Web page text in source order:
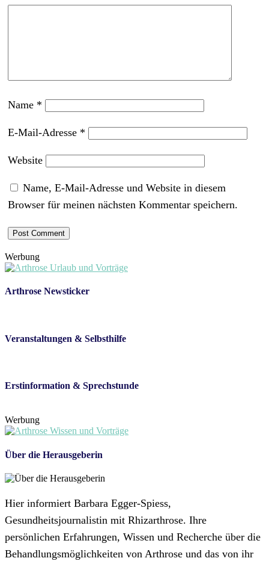
Name *
E-Mail-Adresse *
Website
Name, E-Mail-Adresse und Website in diesem
Browser für meinen nächsten Kommentar speichern.
Werbung
Arthrose Newsticker
Veranstaltungen & Selbsthilfe
Erstinformation & Sprechstunde
Werbung
Über die Herausgeberin
Hier informiert Barbara Egger-Spiess,
Gesundheitsjournalistin mit Rhizarthrose. Ihre
persönlichen Erfahrungen, Wissen und Recherche über die
Behandlungsmöglichkeiten von Arthrose und das von ihr